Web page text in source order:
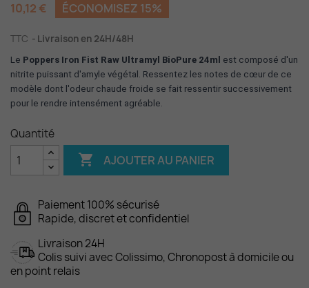
10,12 €
ÉCONOMISEZ 15%
TTC Livraison en 24H/48H
Le Poppers Iron Fist Raw Ultramyl BioPure 24ml est composé d'un
nitrite puissant d'amyle végétal. Ressentez les notes de cœur de ce
modèle dont l'odeur chaude froide se fait ressentir successivement
pour le rendre intensément agréable.
Quantité
 AJOUTER AU PANIER
Paiement 100% sécurisé
Rapide, discret et confidentiel
Livraison 24H
Colis suivi avec Colissimo, Chronopost à domicile ou
en point relais